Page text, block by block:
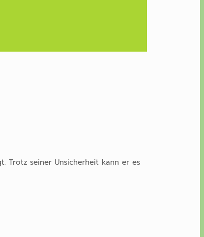
Trotz seiner Unsicherheit kann er es